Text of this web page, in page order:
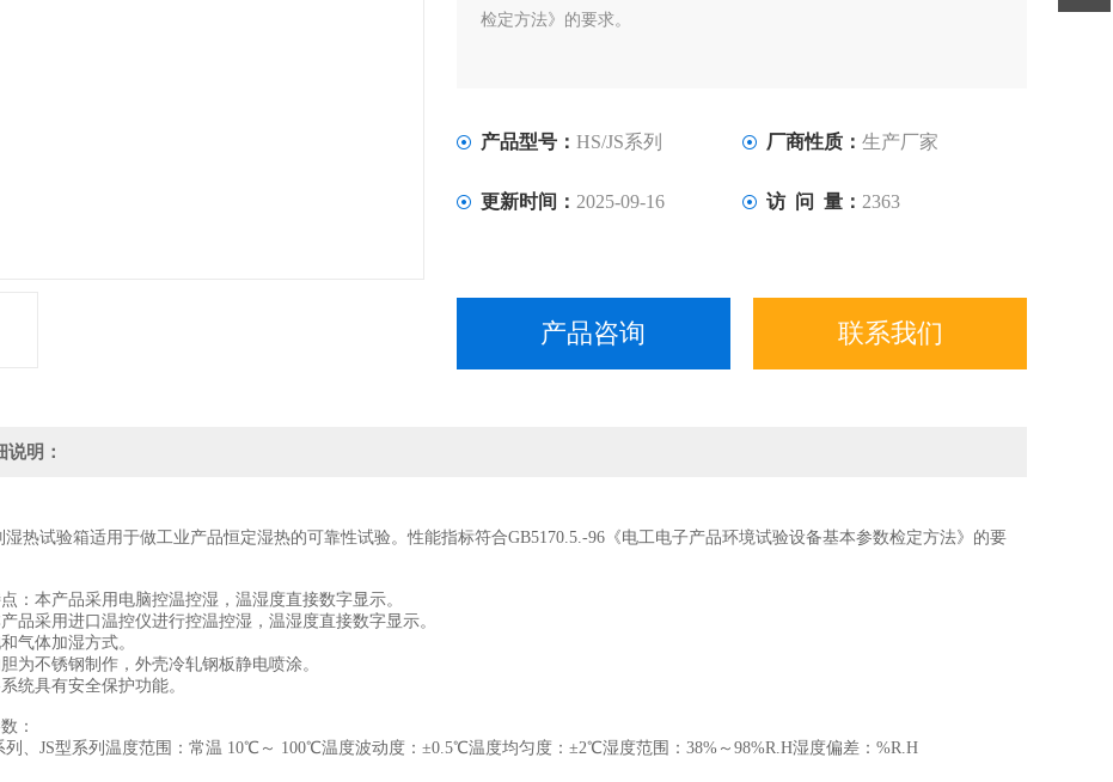
检定方法》的要求。
产品型号： HS/JS系列 厂商性质： 生产厂家
更新时间： 2025-09-16 访 问 量： 2363
产品咨询 联系我们
说明：
湿热试验箱适用于做工业产品恒定湿热的可靠性试验。性能指标符合GB5170.5.-96《电工电子产品环境试验设备基本参数检定方法》的要
：本产品采用电脑控温控湿，温湿度直接数字显示。
采用进口温控仪进行控温控湿，温湿度直接数字显示。
体加湿方式。
不锈钢制作，外壳冷轧钢板静电喷涂。
具有安全保护功能。
：
列、JS型系列温度范围：常温 10℃～ 100℃温度波动度：±0.5℃温度均匀度：±2℃湿度范围：38%～98%R.H湿度偏差：%R.H